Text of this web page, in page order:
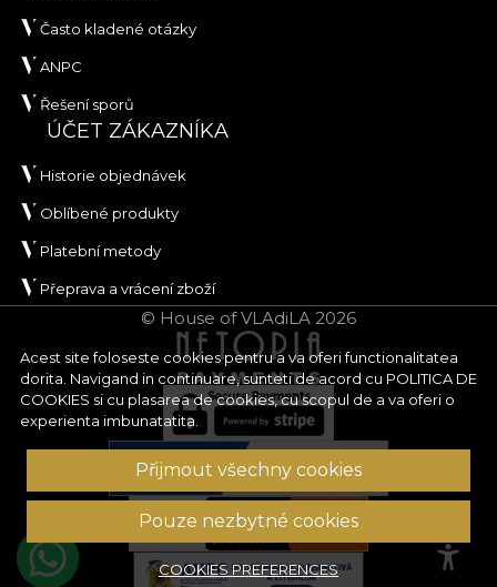
Acest site foloseste cookies pentru a va oferi functionalitatea
dorita. Navigand in continuare, sunteti de acord cu POLITICA DE
COOKIES si cu plasarea de cookies, cu scopul de a va oferi o
experienta imbunatatita.
Přijmout všechny cookies
Pouze nezbytné cookies
COOKIES PREFERENCES
Často kladené otázky
ANPC
Řešení sporů
ÚČET ZÁKAZNÍKA
Historie objednávek
Oblíbené produkty
Platební metody
Přeprava a vrácení zboží
© House of VLAdiLA 2026